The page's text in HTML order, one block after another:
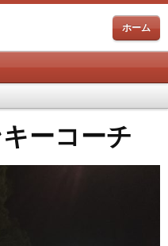
ホーム
ーコーチ